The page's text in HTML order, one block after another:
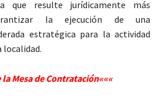
que resulte jurídicamente más
la ejecución de una
estratégica para la actividad
localidad.
Mesa de Contratación«««